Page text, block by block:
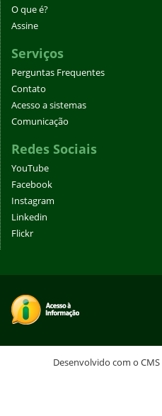
O que é?
Assine
Serviços
Perguntas Frequentes
Contato
Acesso a sistemas
Comunicação
Redes Sociais
YouTube
Facebook
Instagram
Linkedin
Flickr
Desenvolvido com o